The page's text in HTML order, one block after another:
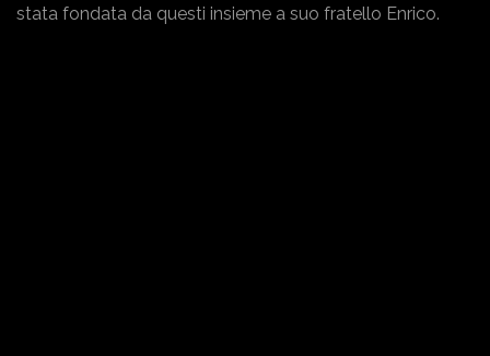
stata fondata da questi insieme a suo fratello Enrico.